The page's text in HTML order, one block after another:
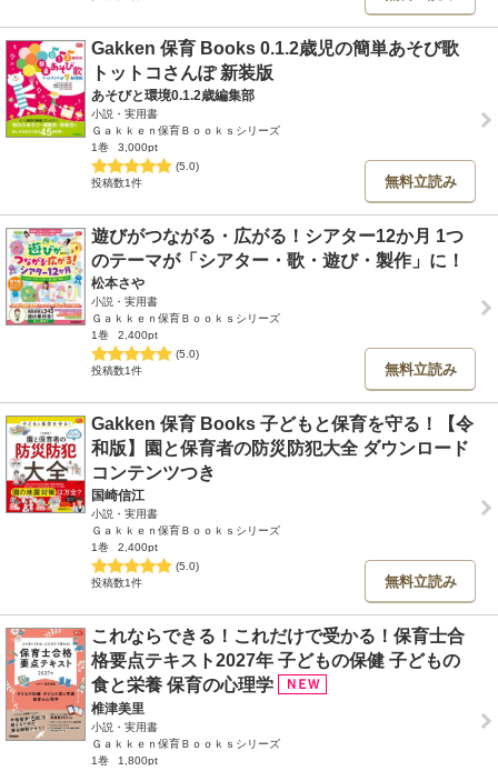
Gakken 保育 Books 0.1.2歳児の簡単あそび歌
トットコさんぽ 新装版
あそびと環境0.1.2歳編集部
小説・実用書
Ｇａｋｋｅｎ保育Ｂｏｏｋｓシリーズ
1巻
3,000pt
(5.0)
投稿数1件
無料立読み
遊びがつながる・広がる！シアター12か月 1つ
のテーマが「シアター・歌・遊び・製作」に！
松本さや
小説・実用書
Ｇａｋｋｅｎ保育Ｂｏｏｋｓシリーズ
1巻
2,400pt
(5.0)
投稿数1件
無料立読み
Gakken 保育 Books 子どもと保育を守る！【令
和版】園と保育者の防災防犯大全 ダウンロード
コンテンツつき
国崎信江
小説・実用書
Ｇａｋｋｅｎ保育Ｂｏｏｋｓシリーズ
1巻
2,400pt
(5.0)
投稿数1件
無料立読み
これならできる！これだけで受かる！保育士合
格要点テキスト2027年 子どもの保健 子どもの
食と栄養 保育の心理学
椎津美里
小説・実用書
Ｇａｋｋｅｎ保育Ｂｏｏｋｓシリーズ
1巻
1,800pt